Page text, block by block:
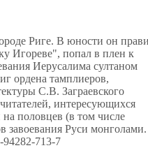
Риге. В юности он
Игореве", попал в плен к
Иерусалима султаном
ордена тамплиеров,
С.В. Заграевского
интересующихся
половцев (в том числе
завоевания Руси монголами.
713-7